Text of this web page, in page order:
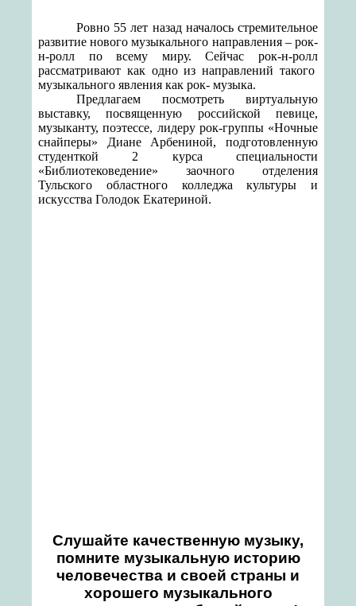
Ровно 55 лет назад началось стремительное
развитие нового музыкального направления – рок-
н-ролл по всему миру. Сейчас рок-н-ролл
рассматривают как одно из направлений такого
музыкального явления как рок- музыка.
Предлагаем посмотреть виртуальную
выставку, посвященную российской певице,
музыканту, поэтессе, лидеру рок-группы «Ночные
снайперы» Диане Арбениной, подготовленную
студенткой 2 курса специальности
«Библиотековедение» заочного отделения
Тульского областного колледжа культуры и
искусства Голодок Екатериной.
Слушайте качественную музыку,
помните музыкальную историю
человечества и своей страны и
хорошего музыкального